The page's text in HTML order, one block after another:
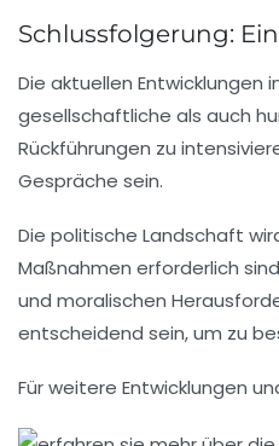
Schlussfolgerung:
Die aktuellen Entwicklungen
gesellschaftliche als auch
Rückführungen zu
Gespräche sein.
Die politische Landschaft
Maßnahmen erforderlich
und moralischen
entscheidend sein, um zu
Für weitere Entwicklungen